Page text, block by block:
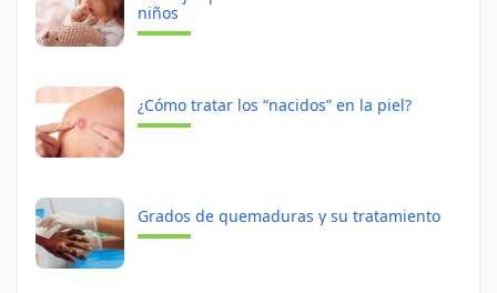
niños
¿Cómo tratar los “nacidos” en la piel?
Grados de quemaduras y su tratamiento